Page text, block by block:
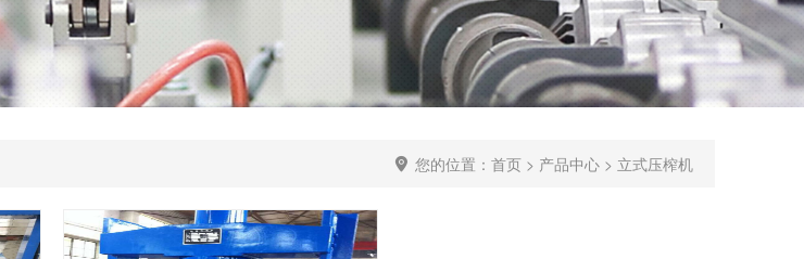
您的位置： 首页 > 产品中心 > 立式压榨机